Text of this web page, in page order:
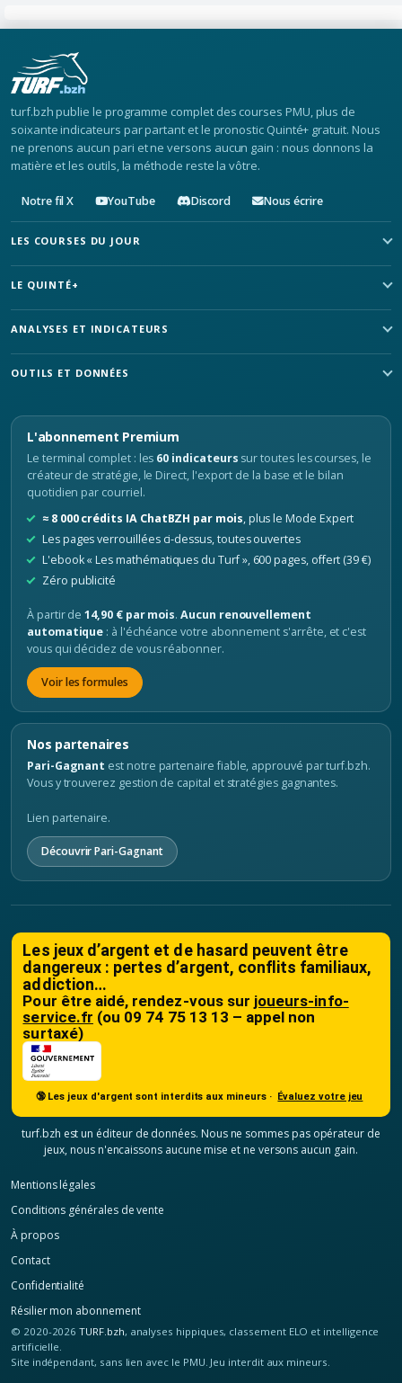
turf.bzh publie le programme complet des courses PMU, plus de
soixante indicateurs par partant et le pronostic Quinté+ gratuit. Nous
ne prenons aucun pari et ne versons aucun gain : nous donnons la
matière et les outils, la méthode reste la vôtre.
Notre fil X YouTube Discord Nous écrire
LES COURSES DU JOUR
LE QUINTÉ+
ANALYSES ET INDICATEURS
OUTILS ET DONNÉES
L'abonnement Premium
Le terminal complet : les 60 indicateurs sur toutes les courses, le
créateur de stratégie, le Direct, l'export de la base et le bilan
quotidien par courriel.
≈ 8 000 crédits IA ChatBZH par mois, plus le Mode Expert
Les pages verrouillées ci-dessus, toutes ouvertes
L'ebook « Les mathématiques du Turf », 600 pages, offert (39 €)
Zéro publicité
À partir de14,90 € par mois.Aucun renouvellement
automatique : à l'échéance votre abonnement s'arrête, et c'est
vous qui décidez de vous réabonner.
Voir les formules
Nos partenaires
Pari-Gagnant est notre partenaire fiable, approuvé par turf.bzh.
Vous y trouverez gestion de capital et stratégies gagnantes.
Lien partenaire.
Découvrir Pari-Gagnant
Les jeux d’argent et de hasard peuvent être
dangereux : pertes d’argent, conflits familiaux,
addiction…
Pour être aidé, rendez-vous sur joueurs-info-
service.fr (ou 09 74 75 13 13 – appel non
surtaxé)
🔞 Les jeux d'argent sont interdits aux mineurs · Évaluez votre jeu
turf.bzh est un éditeur de données. Nous ne sommes pas opérateur de
jeux, nous n'encaissons aucune mise et ne versons aucun gain.
Mentions légales
Conditions générales de vente
À propos
Contact
Confidentialité
Résilier mon abonnement
© 2020-2026TURF.bzh, analyses hippiques, classement ELO et intelligence
artificielle.
Site indépendant, sans lien avec le PMU. Jeu interdit aux mineurs.